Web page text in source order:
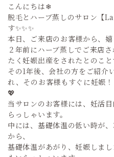
こんにちは❄
脱毛とハーブ蒸しのサロン【
す✨✨✨
本日、ご来店のお客様から、嬉
２年前にハーブ蒸しでご来店
たく妊娠出産をされたとのこ
その1年後、会社の方をご紹介
れ、そのお客様もすぐに妊娠
💖
当サロンのお客様には、妊活
らっしゃいます。
中には、基礎体温の低い時が
から、
基礎体温があがり、妊娠しま